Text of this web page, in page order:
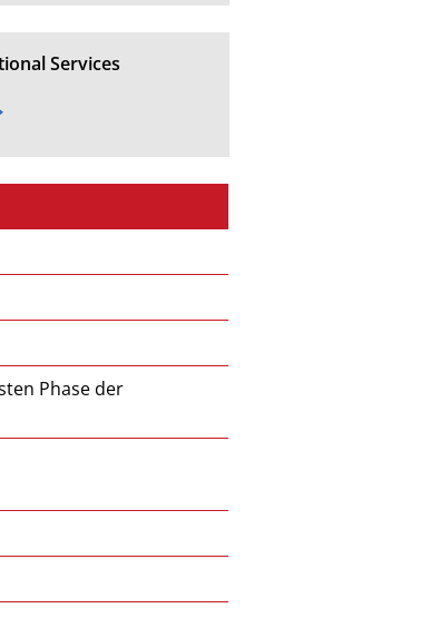
Services
mail
to
or of
docu
Phase der